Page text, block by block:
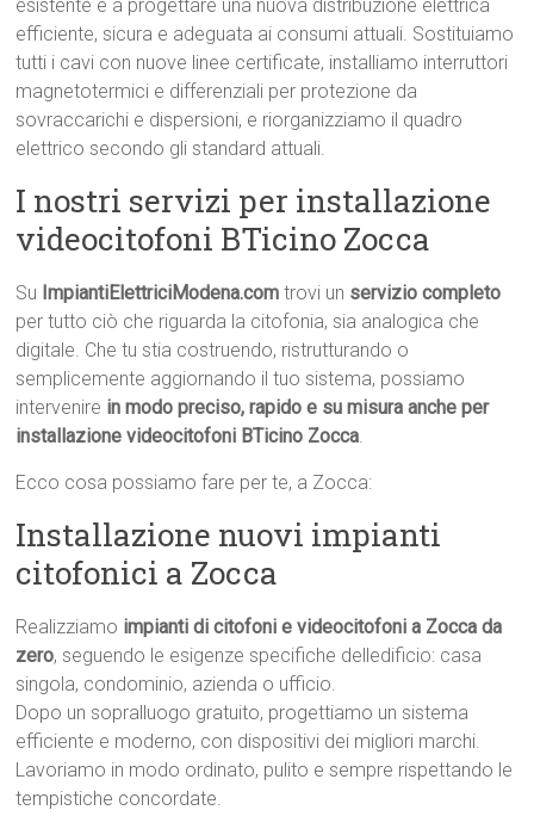
esistente e a progettare una nuova distribuzione elettrica
efficiente, sicura e adeguata ai consumi attuali. Sostituiamo
tutti i cavi con nuove linee certificate, installiamo interruttori
magnetotermici e differenziali per protezione da
sovraccarichi e dispersioni, e riorganizziamo il quadro
elettrico secondo gli standard attuali.
I nostri servizi per installazione
videocitofoni BTicino Zocca
Su ImpiantiElettriciModena.com trovi un servizio completo
per tutto ciò che riguarda la citofonia, sia analogica che
digitale. Che tu stia costruendo, ristrutturando o
semplicemente aggiornando il tuo sistema, possiamo
intervenire in modo preciso, rapido e su misura anche per
installazione videocitofoni BTicino Zocca.
Ecco cosa possiamo fare per te, a Zocca:
Installazione nuovi impianti
citofonici a Zocca
Realizziamo impianti di citofoni e videocitofoni a Zocca da
zero, seguendo le esigenze specifiche delledificio: casa
singola, condominio, azienda o ufficio.
Dopo un sopralluogo gratuito, progettiamo un sistema
efficiente e moderno, con dispositivi dei migliori marchi.
Lavoriamo in modo ordinato, pulito e sempre rispettando le
tempistiche concordate.